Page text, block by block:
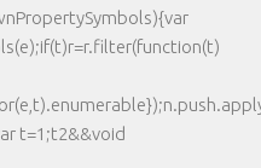
t=1;t2&&void